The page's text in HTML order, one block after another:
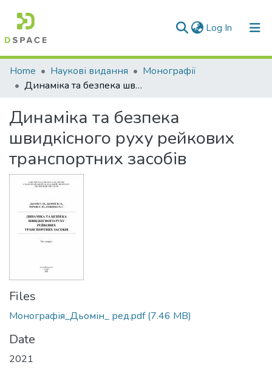
Log In (current)
Communities & Collections
All of DSpace
Statistics
Home Наукові видання
Монографії
Динаміка та безпека швидкісного руху рейкових транспортних засобів
Динаміка та безпека
швидкісного руху рейкових
транспортних засобів
Files
Монографія_Дьомін_ ред.pdf(7.46 MB)
Date
2021